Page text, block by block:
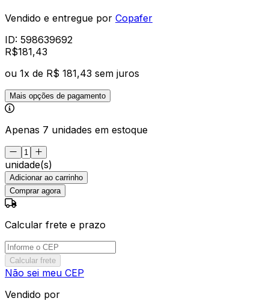
Vendido e entregue por Copafer
ID: 598639692
R$181,43
ou 1x de R$ 181,43 sem juros
Mais opções de pagamento
Apenas 7 unidades em estoque
unidade(s)
Adicionar ao carrinho
Comprar agora
Calcular frete e prazo
Calcular frete
Não sei meu CEP
Vendido por